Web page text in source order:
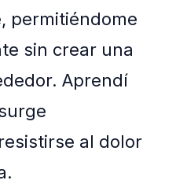
permitiéndome
sin crear una
Aprendí
al dolor